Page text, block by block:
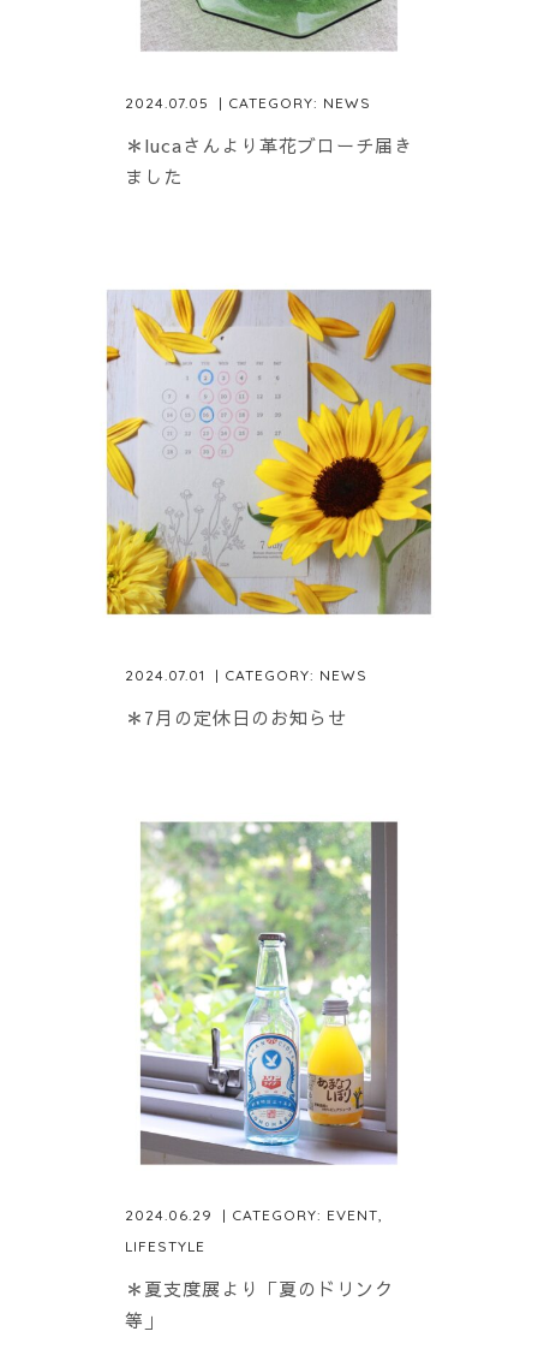
2024.07.05 | CATEGORY: NEWS
＊lucaさんより革花ブローチ届き
ました
2024.07.01 | CATEGORY: NEWS
＊7月の定休日のお知らせ
2024.06.29 | CATEGORY: EVENT,
LIFESTYLE
＊夏支度展より「夏のドリンク
等」